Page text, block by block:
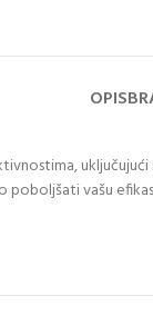
OPIS
vašu